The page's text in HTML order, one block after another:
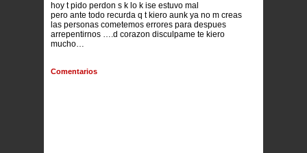
hoy t pido perdon s k lo k ise estuvo mal
pero ante todo recurda q t kiero aunk ya no m creas
las personas cometemos errores para despues
arrepentirnos ….d corazon disculpame te kiero
mucho…
Comentarios